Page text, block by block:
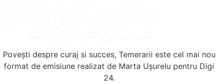
Povești despre curaj si succes, Temerarii este cel mai nou
format de emisiune realizat de Marta Ușurelu pentru Digi
24.